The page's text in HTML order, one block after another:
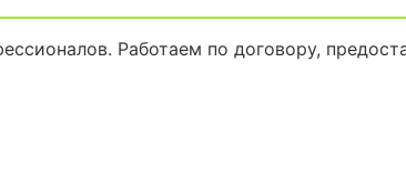
Работаем по договору,